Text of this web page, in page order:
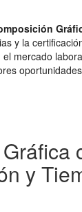
y la
mercado
y